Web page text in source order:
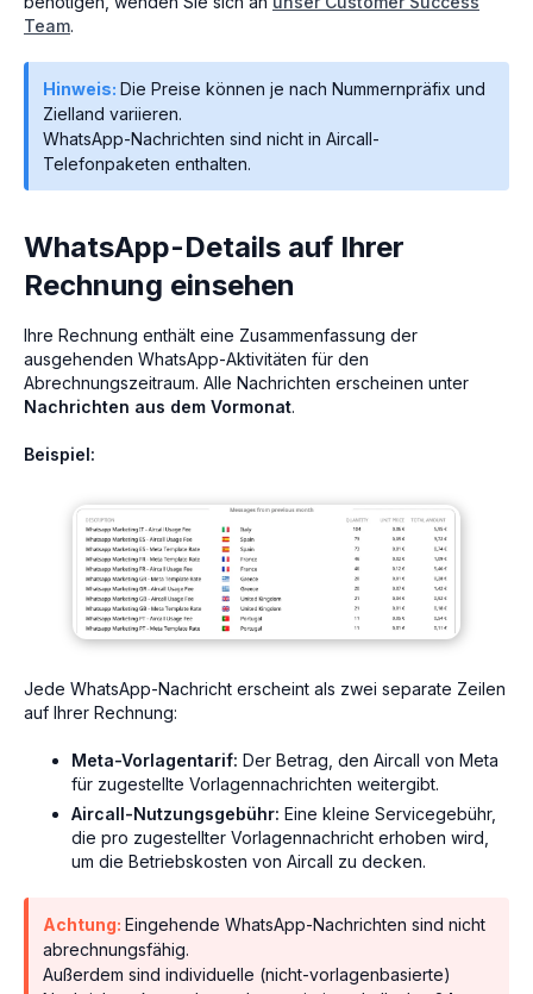
Team.
Hinweis: Die Preise können je nach Nummernpräfix und
Zielland variieren.
WhatsApp-Nachrichten sind nicht in Aircall-
Telefonpaketen enthalten.
WhatsApp-Details auf Ihrer
Rechnung einsehen
Ihre Rechnung enthält eine Zusammenfassung der
ausgehenden WhatsApp-Aktivitäten für den
Abrechnungszeitraum. Alle Nachrichten erscheinen unter
Nachrichten aus dem Vormonat.
Beispiel:
Jede WhatsApp-Nachricht erscheint als zwei separate Zeilen
auf Ihrer Rechnung:
Meta-Vorlagentarif: Der Betrag, den Aircall von Meta
für zugestellte Vorlagennachrichten weitergibt.
Aircall-Nutzungsgebühr: Eine kleine Servicegebühr,
die pro zugestellter Vorlagennachricht erhoben wird,
um die Betriebskosten von Aircall zu decken.
Achtung: Eingehende WhatsApp-Nachrichten sind nicht
abrechnungsfähig.
Außerdem sind individuelle (nicht-vorlagenbasierte)